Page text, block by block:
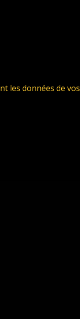
les données de vos